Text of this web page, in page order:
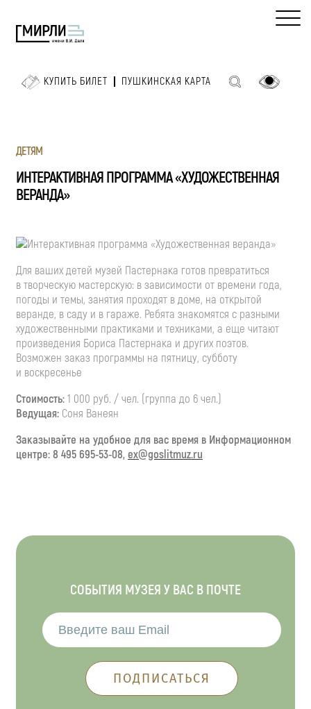
КУПИТЬ БИЛЕТ ПУШКИНСКАЯ КАРТА
ДЕТЯМ
ИНТЕРАКТИВНАЯ ПРОГРАММА «ХУДОЖЕСТВЕННАЯ
ВЕРАНДА»
Для ваших детей музей Пастернака готов превратиться
в творческую мастерскую: в зависимости от времени года,
погоды и темы, занятия проходят в доме, на открытой
веранде, в саду и в гараже. Ребята знакомятся с разными
художественными практиками и техниками, а еще читают
произведения Бориса Пастернака и других поэтов.
Возможен заказ программы на пятницу, субботу
и воскресенье
Стоимость:1 000 руб. / чел. (группа до 6 чел.)
Ведущая: Соня Ванеян
Заказывайте на удобное для вас время в Информационном
центре: 8 495 695-53-08,ex@goslitmuz.ru
СОБЫТИЯ МУЗЕЯ У ВАС В ПОЧТЕ